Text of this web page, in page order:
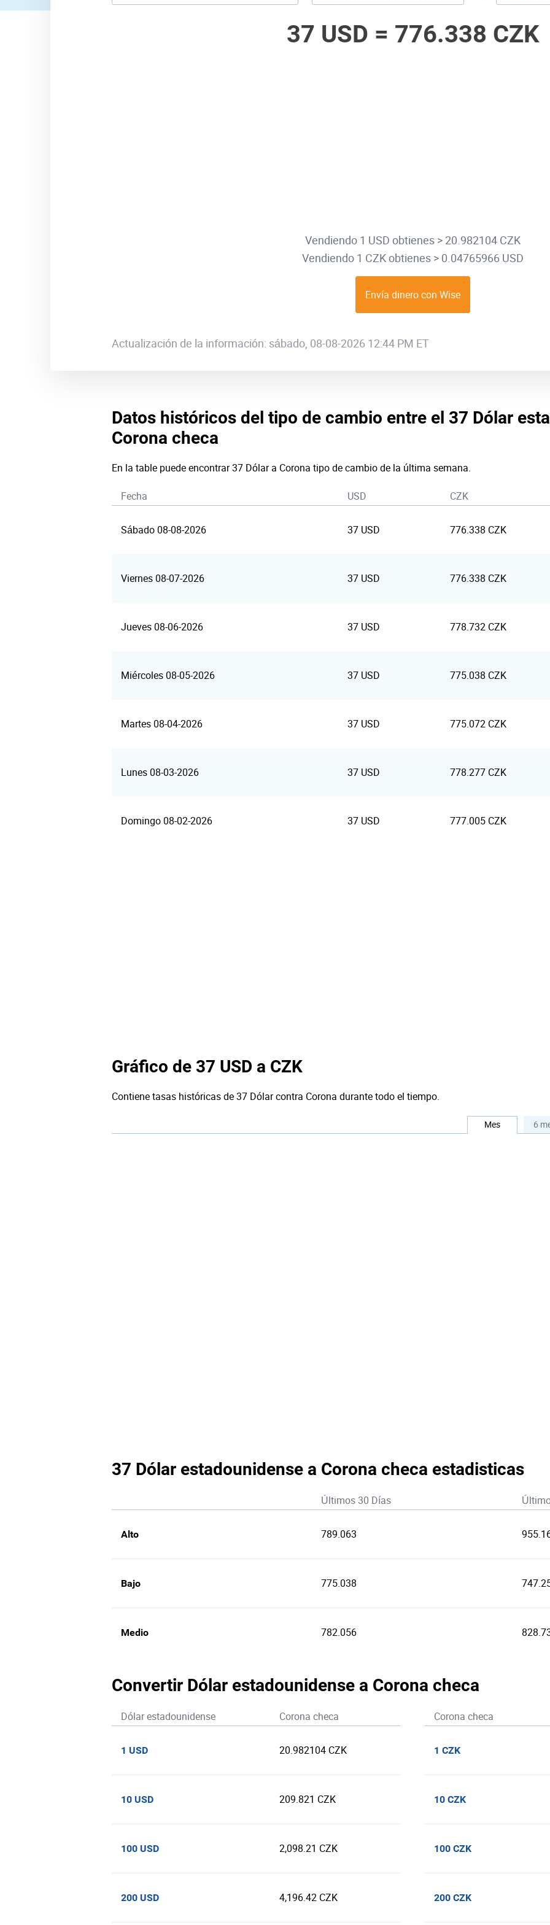
37 USD = 776.338 CZK
Vendiendo 1 USD obtienes > 20.982104 CZK
Vendiendo 1 CZK obtienes > 0.04765966 USD
Envía dinero con Wise
Actualización de la información: sábado, 08-08-2026 12:44 PM ET
Datos históricos del tipo de cambio entre el 37 Dólar
Corona checa
En la table puede encontrar 37 Dólar a Corona tipo de cambio de la última semana.
Fecha USD CZK
Sábado 08-08-2026 37 USD 776.338 CZK
Viernes 08-07-2026 37 USD 776.338 CZK
Jueves 08-06-2026 37 USD 778.732 CZK
Miércoles 08-05-2026 37 USD 775.038 CZK
Martes 08-04-2026 37 USD 775.072 CZK
Lunes 08-03-2026 37 USD 778.277 CZK
Domingo 08-02-2026 37 USD 777.005 CZK
Gráfico de 37 USD a CZK
Contiene tasas históricas de 37 Dólar contra Corona durante todo el tiempo.
Mes 6
37 Dólar estadounidense a Corona checa estadisticas
Últimos 30 Días
Alto 789.063
Bajo 775.038
Medio 782.056
Convertir Dólar estadounidense a Corona checa
Dólar estadounidense Corona checa
1 USD 20.982104 CZK
10 USD 209.821 CZK
100 USD 2,098.21 CZK
200 USD 4,196.42 CZK
Corona checa
1 CZK
10 CZK
100 CZK
200 CZK